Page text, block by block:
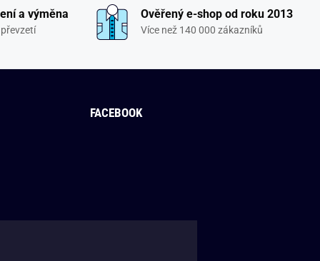
a výměna Ověřený e-shop od roku 2013
Více než 140 000 zákazníků
FACEBOOK